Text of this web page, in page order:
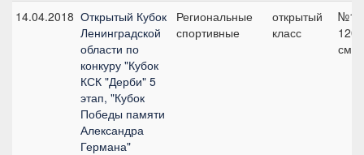
14.04.2018 Открытый Кубок
Ленинградской
области по
конкуру "Кубок
КСК "Дерби" 5
этап, "Кубок
Победы памяти
Александра
Германа"
Региональные
спортивные
открытый
класс
№1,
120
см